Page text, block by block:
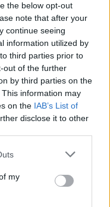
the below opt-out
note that after your
continue seeing
information utilized by
third parties prior to
out of the further
by third parties on the
This information may
on the IAB’s List of
disclose it to other
one or more Google
You may click to
third-party tags to
in below Google
my
Newsκαι
και τα
από το
και γιο – Ο